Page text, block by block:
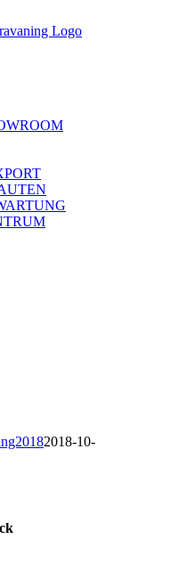
2018-10-